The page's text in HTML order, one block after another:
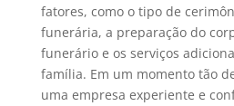
fatores, como o tipo de
funerária, a preparação do
funerário e os serviços
família. Em um momento tão
uma empresa experiente e